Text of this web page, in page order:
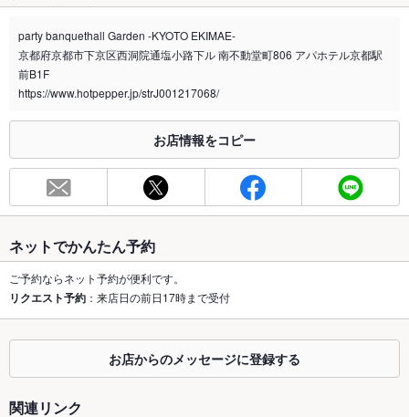
禁煙・喫煙
分煙（仕切りなし）
喫煙専用室 なし
※2020年4月1日～受動喫煙対策に関する法律が施行されています。正しい情報はお店へお問い
総席数 100席(※着席時(立食の場合は120名様まで収容可能))
最大宴会収
容人数
120人(貸切OK!20から60名様用の独立スペースが2室ございま
す。)
個室 あり ：30名様、45名様までの個室席あり
座敷 なし ：全席テーブル仕様となっております。
ソファー
party banquethall Garden -KYOTO EKIMAE-
京都府京都市下京区西洞院通塩小路下ル 南不動堂町806 アパホテル京都駅
前B1F
https://www.hotpepper.jp/strJ001217068/
お店情報をコピー
ネットでかんたん予約
ご予約ならネット予約が便利です。
リクエスト予約 ：来店日の前日17時まで受付
お店からのメッセージに登録する
関連リンク